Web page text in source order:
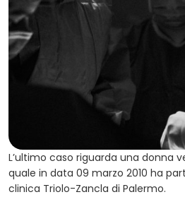
L’ultimo caso riguarda una donna
quale in data 09 marzo 2010 ha
clinica Triolo-Zancla di Palermo.